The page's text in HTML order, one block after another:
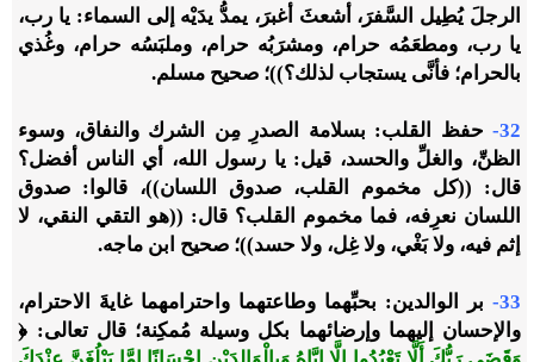
الرجلَ يُطِيل السَّفرَ، أشعثَ أغبرَ، يمدُّ يدَيْه إلى السماء: يا رب،
يا رب، ومطعَمُه حرام، ومشرَبُه حرام، وملبَسُه حرام، وغُذي
بالحرام؛ فأنَّى يستجاب لذلك؟))؛ صحيح مسلم.
32-
حفظ القلب: بسلامة الصدرِ مِن الشرك والنفاق، وسوء
الظنِّ، والغلِّ والحسد، قيل: يا رسول الله، أي الناس أفضل؟
قال: ((كل مخموم القلب، صدوق اللسان))، قالوا: صدوق
اللسان نعرِفه، فما مخموم القلب؟ قال: ((هو التقي النقي، لا
إثم فيه، ولا بَغْي، ولا غِل، ولا حسد))؛ صحيح ابن ماجه.
33-
بر الوالدين: بحبِّهما وطاعتهما واحترامهما غايةَ الاحترام،
والإحسان إليهما وإرضائهما بكل وسيلة مُمكِنة؛ قال تعالى: ﴿